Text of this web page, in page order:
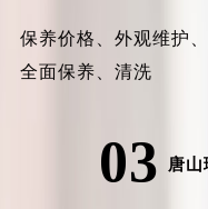
保养价格、 外观维护、
全面保养、 清洗
03 唐山